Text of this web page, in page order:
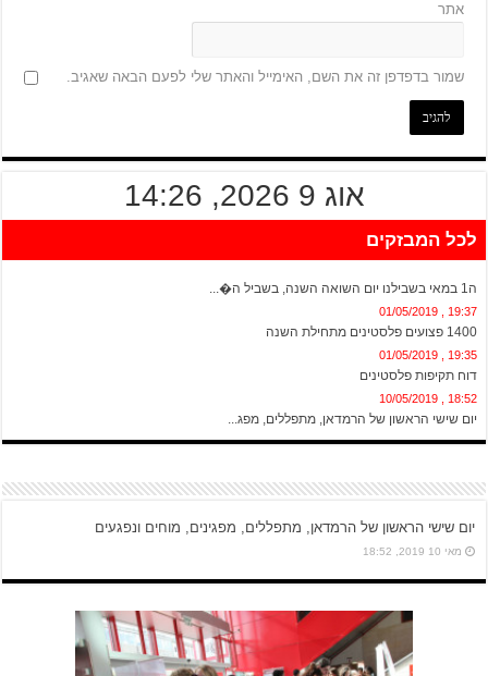
אתר
שמור בדפדפן זה את השם, האימייל והאתר שלי לפעם הבאה שאגיב.
אוג 9 2026, 14:26
לכל המבזקים
ה1 במאי בשבילנו יום השואה השנה, בשביל ה�...
19:37 , 01/05/2019
1400 פצועים פלסטינים מתחילת השנה
19:35 , 01/05/2019
דוח תקיפות פלסטינים
18:52 , 10/05/2019
יום שישי הראשון של הרמדאן, מתפללים, מפג...
יום שישי הראשון של הרמדאן, מתפללים, מפגינים, מוחים ונפגעים
מאי 10 2019, 18:52